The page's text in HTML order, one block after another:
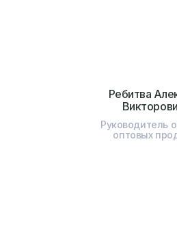
Ребитва
Руководитель
оптовых